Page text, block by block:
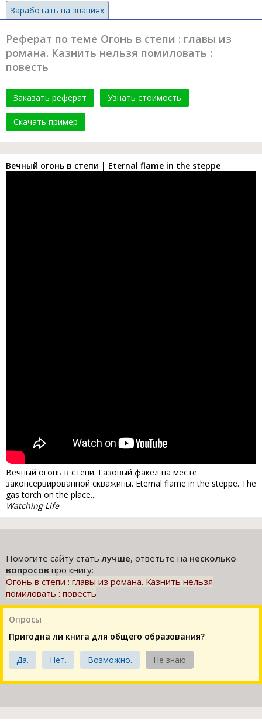
Заработать на знаниях
Реферат по теме Огонь в степи : главы из
романа. Казнить нельзя помиловать :
повесть
Заказать реферат Узнать стоимость
Скачать пример
Вечный огонь в степи | Eternal flame in the steppe
Вечный огонь в степи. Газовый факел на месте
законсервированной скважины. Eternal flame in the steppe. The
gas torch on the place...
Watching Life
Помогите сайту статьлучше, ответьте на несколько
вопросов про книгу:
Огонь в степи : главы из романа. Казнить нельзя
помиловать : повесть
Опросы
Пригодна ли книга для общего образования?
Да. Нет. Возможно. Не знаю